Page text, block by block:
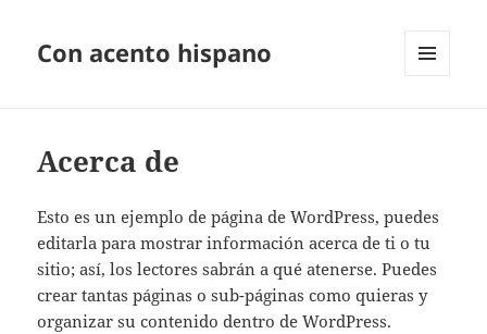
Con acento hispano
Acerca de
Esto es un ejemplo de página de WordPress, puedes
editarla para mostrar información acerca de ti o tu
sitio; así, los lectores sabrán a qué atenerse. Puedes
crear tantas páginas o sub-páginas como quieras y
organizar su contenido dentro de WordPress.